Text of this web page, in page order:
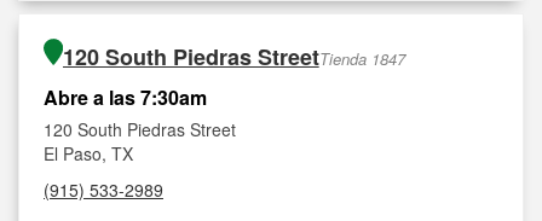
120 South Piedras StreetTienda 1847
Abre a las 7:30am
120 South Piedras Street
El Paso, TX
(915) 533-2989